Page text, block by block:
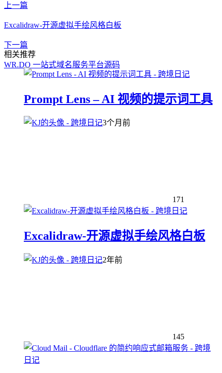
上一篇
Excalidraw-开源虚拟手绘风格白板
下一篇
WR.DO 一站式域名服务平台源码
相关推荐
Prompt Lens – AI 视频的提示词工具
3个月前
171
Excalidraw-开源虚拟手绘风格白板
2年前
145